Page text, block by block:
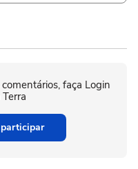
faça Login